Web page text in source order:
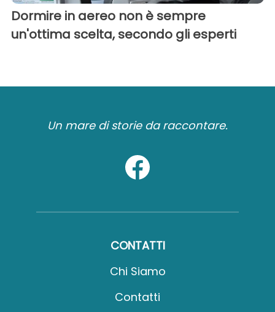
Dormire in aereo non è sempre
un'ottima scelta, secondo gli esperti
Un mare di storie da raccontare.
CONTATTI
Chi Siamo
Contatti